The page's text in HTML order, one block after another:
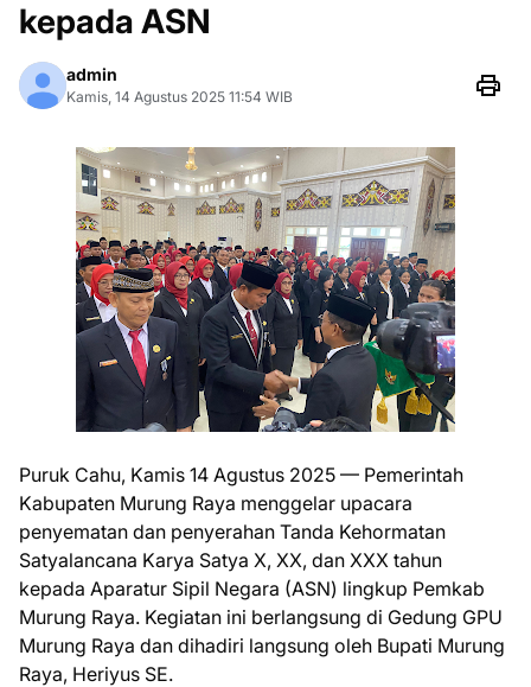
kepada ASN
admin
Kamis, 14 Agustus 2025 11:54 WIB
Puruk Cahu, Kamis 14 Agustus 2025 — Pemerintah
Kabupaten Murung Raya menggelar upacara
penyematan dan penyerahan Tanda Kehormatan
Satyalancana Karya Satya X, XX, dan XXX tahun
kepada Aparatur Sipil Negara (ASN) lingkup Pemkab
Murung Raya. Kegiatan ini berlangsung di Gedung GPU
Murung Raya dan dihadiri langsung oleh Bupati Murung
Raya, Heriyus SE.